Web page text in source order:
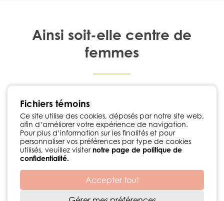
Ainsi soit-elle centre de
femmes
450 447-3576 •
Suivez-nous sur Facebook
Politique de confidentialité
Développement web par
Fichiers témoins
Ce site utilise des cookies, déposés par notre site web,
afin d’améliorer votre expérience de navigation.
Pour plus d’information sur les finalités et pour
personnaliser vos préférences par type de cookies
utilisés, veuillez visiter notre page de politique de
confidentialité.
Accepter tout